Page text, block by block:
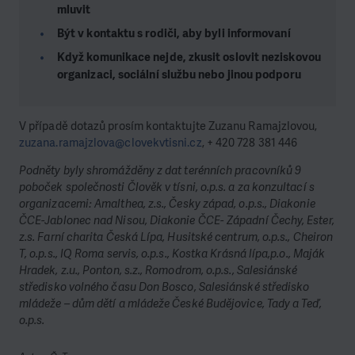
mluvit
Být v kontaktu s rodiči, aby byli informovaní
Když komunikace nejde, zkusit oslovit neziskovou
organizaci, sociální službu nebo jinou podporu
V případě dotazů prosím kontaktujte Zuzanu Ramajzlovou,
zuzana.ramajzlova@clovekvtisni.cz, + 420 728 381 446
Podněty byly shromážděny z dat terénních pracovníků 9
poboček společnosti Člověk v tísni, o.p.s. a za konzultací s
organizacemi: Amalthea, z.s., Česky západ, o.p.s., Diakonie
ČCE-Jablonec nad Nisou, Diakonie ČCE- Západní Čechy, Ester,
z.s. Farní charita Česká Lípa, Husitské centrum, o.p.s., Cheiron
T, o.p.s., IQ Roma servis, o.p.s., Kostka Krásná lípa,p.o., Maják
Hradek, z.u., Ponton, s.z., Romodrom, o.p.s., Salesiánské
středisko volného času Don Bosco, Salesiánské středisko
mládeže – dům dětí a mládeže České Budějovice, Tady a Teď,
o.p.s.